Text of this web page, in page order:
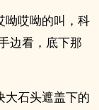
呦哎呦的叫，科
边看，底下那
大石头遮盖下的